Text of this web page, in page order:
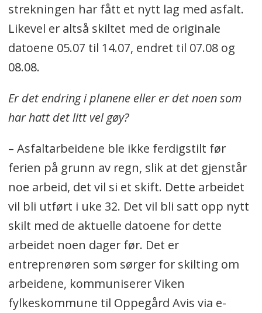
strekningen har fått et nytt lag med asfalt.
Likevel er altså skiltet med de originale
datoene 05.07 til 14.07, endret til 07.08 og
08.08.
Er det endring i planene eller er det noen som
har hatt det litt vel gøy?
– Asfaltarbeidene ble ikke ferdigstilt før
ferien på grunn av regn, slik at det gjenstår
noe arbeid, det vil si et skift. Dette arbeidet
vil bli utført i uke 32. Det vil bli satt opp nytt
skilt med de aktuelle datoene for dette
arbeidet noen dager før. Det er
entreprenøren som sørger for skilting om
arbeidene, kommuniserer Viken
fylkeskommune til Oppegård Avis via e-